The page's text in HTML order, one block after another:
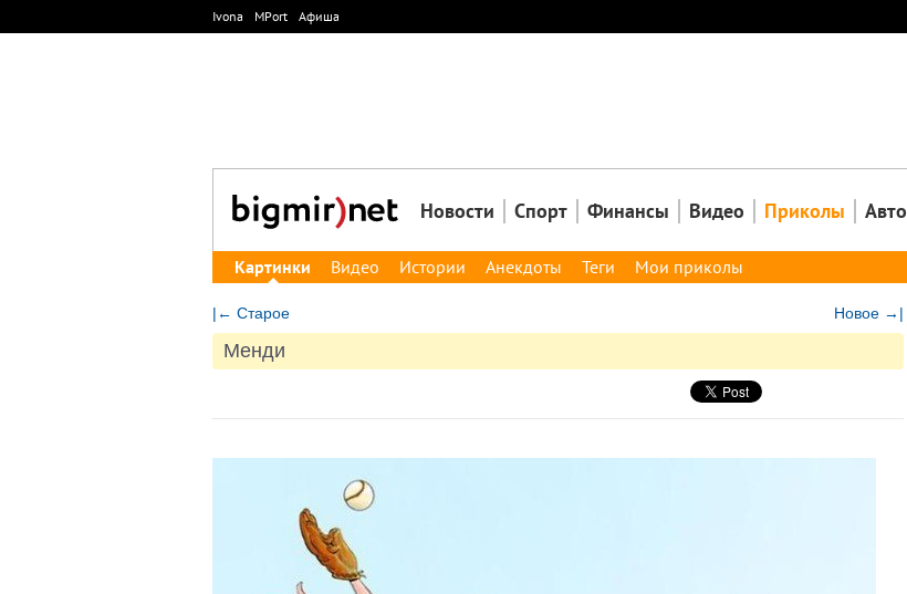
Закрыть
Ivona MPort Афиша
Новости Спорт Финансы Видео Приколы Авто
Картинки Видео Истории Анекдоты Теги Мои приколы
|← Старое Новое →|
Менди